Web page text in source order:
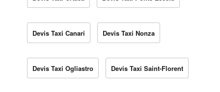
Devis Taxi Canari Devis Taxi Nonza
Devis Taxi Ogliastro Devis Taxi Saint-Florent